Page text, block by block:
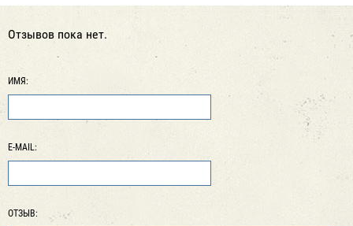
Отзывов пока нет.
ИМЯ:
E-MAIL:
ОТЗЫВ: